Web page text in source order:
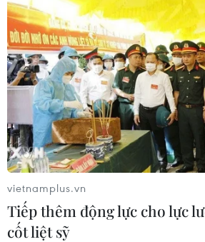
vietnamplus.vn
Tiếp thêm động lực cho lực
cốt liệt sỹ